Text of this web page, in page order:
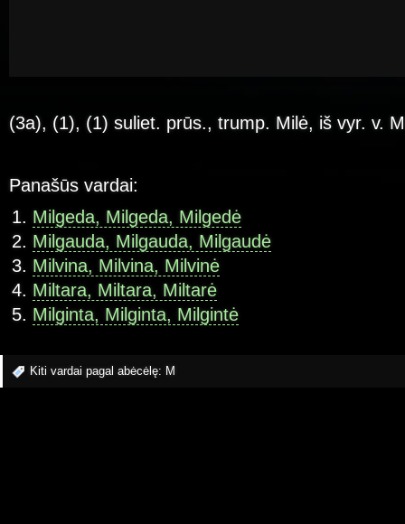
(3a), (1), (1) suliet. prūs., trump. Milė, iš vyr. v.
Panašūs vardai:
Milgeda, Milgeda, Milgedė
Milgauda, Milgauda, Milgaudė
Milvina, Milvina, Milvinė
Miltara, Miltara, Miltarė
Milginta, Milginta, Milgintė
Kiti vardai pagal abėcėlę: M